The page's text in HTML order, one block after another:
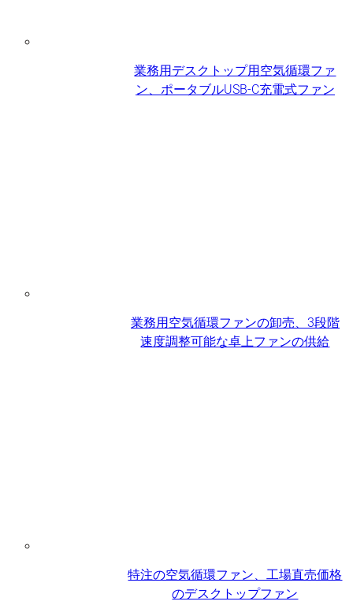
業務用デスクトップ用空気循環ファ
ン、ポータブルUSB-C充電式ファン
業務用空気循環ファンの卸売、3段階
速度調整可能な卓上ファンの供給
特注の空気循環ファン、工場直売価格
のデスクトップファン